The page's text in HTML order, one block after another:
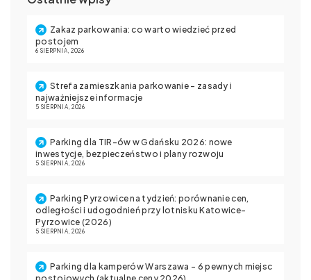
Zakaz parkowania: co warto wiedzieć przed
postojem
6 SIERPNIA, 2026
Strefa zamieszkania parkowanie – zasady i
najważniejsze informacje
5 SIERPNIA, 2026
Parking dla TIR-ów w Gdańsku 2026: nowe
inwestycje, bezpieczeństwo i plany rozwoju
5 SIERPNIA, 2026
Parking Pyrzowice na tydzień: porównanie cen,
odległości i udogodnień przy lotnisku Katowice-
Pyrzowice (2026)
5 SIERPNIA, 2026
Parking dla kamperów Warszawa – 6 pewnych miejsc